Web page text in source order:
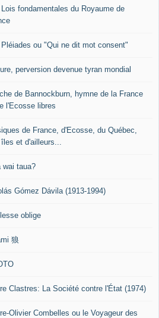
fondamentales du Royaume de
Pléiades ou "Qui ne dit mot consent"
perversion devenue tyran mondial
de Bannockburn, hymne de la France
l'Ecosse libres
de France, d'Ecosse, du Québec,
et d'ailleurs...
wai taua?
Gómez Dávila (1913-1994)
oblige
狼
Clastres: La Société contre l'État (1974)
Olivier Combelles ou le Voyageur des